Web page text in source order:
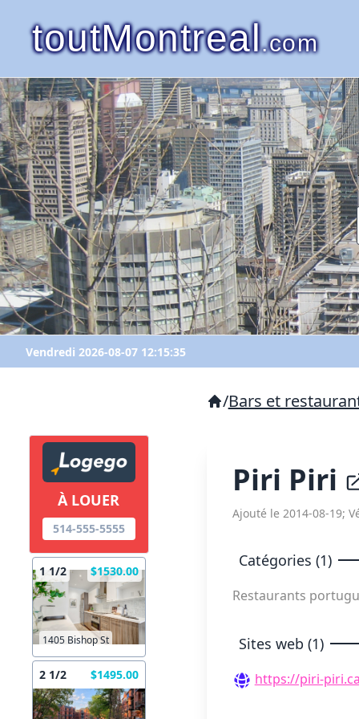
toutMontreal.com
Vendredi 2026-08-07 12:15:35
À LOUER
514-555-5555
1 1/2 $1530.00
1405 Bishop St
2 1/2 $1495.00
/Bars et
Piri Piri
Ajouté le 2014-08-19;
Catégories (1)
Restaurants
Sites web (1)
https://piri-